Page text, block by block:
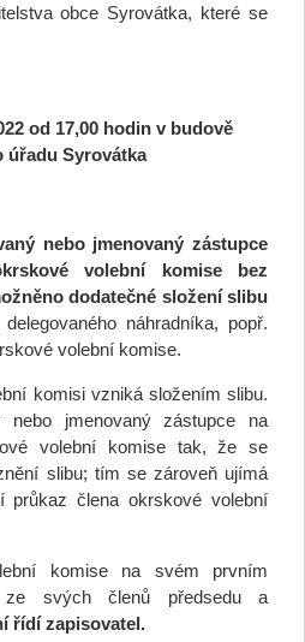
obce Syrovátka, které se
od 17,00 hodin v budově
úřadu Syrovátka
nebo jmenovaný zástupce
volební komise bez
dodatečné složení slibu
náhradníka, popř.
volební komise.
komisi vzniká složením slibu.
nebo jmenovaný zástupce na
volební komise tak, že se
slibu; tím se zároveň ujímá
průkaz člena okrskové volební
komise na svém prvním
svých členů předsedu a
řídí zapisovatel.